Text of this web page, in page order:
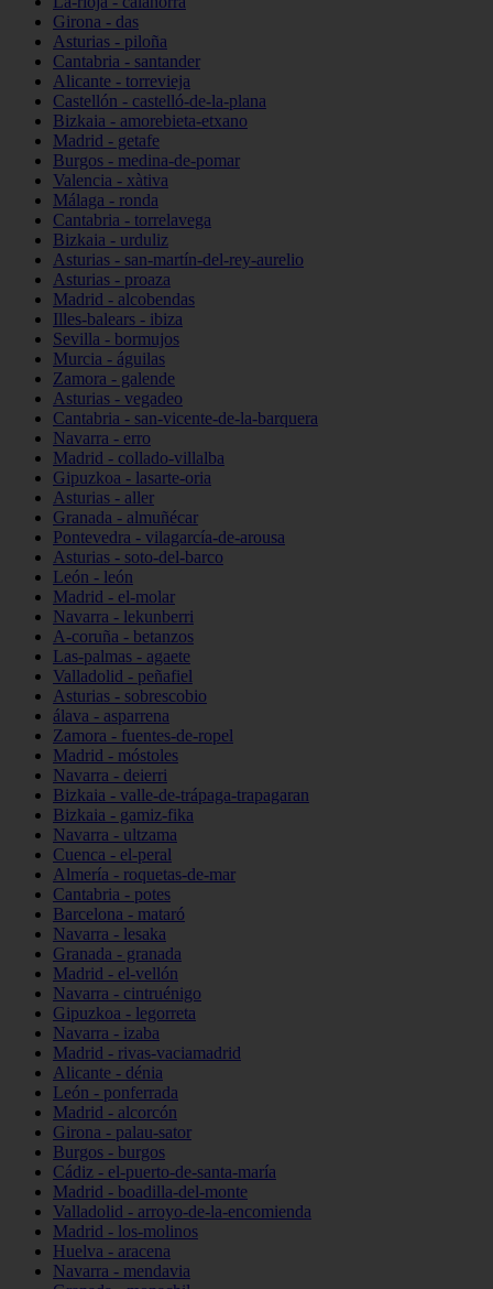
Girona - das
Asturias - piloña
Cantabria - santander
Alicante - torrevieja
Castellón - castelló-de-la-plana
Bizkaia - amorebieta-etxano
Madrid - getafe
Burgos - medina-de-pomar
Valencia - xàtiva
Málaga - ronda
Cantabria - torrelavega
Bizkaia - urduliz
Asturias - san-martín-del-rey-aurelio
Asturias - proaza
Madrid - alcobendas
Illes-balears - ibiza
Sevilla - bormujos
Murcia - águilas
Zamora - galende
Asturias - vegadeo
Cantabria - san-vicente-de-la-barquera
Navarra - erro
Madrid - collado-villalba
Gipuzkoa - lasarte-oria
Asturias - aller
Granada - almuñécar
Pontevedra - vilagarcía-de-arousa
Asturias - soto-del-barco
León - león
Madrid - el-molar
Navarra - lekunberri
A-coruña - betanzos
Las-palmas - agaete
Valladolid - peñafiel
Asturias - sobrescobio
álava - asparrena
Zamora - fuentes-de-ropel
Madrid - móstoles
Navarra - deierri
Bizkaia - valle-de-trápaga-trapagaran
Bizkaia - gamiz-fika
Navarra - ultzama
Cuenca - el-peral
Almería - roquetas-de-mar
Cantabria - potes
Barcelona - mataró
Navarra - lesaka
Granada - granada
Madrid - el-vellón
Navarra - cintruénigo
Gipuzkoa - legorreta
Navarra - izaba
Madrid - rivas-vaciamadrid
Alicante - dénia
León - ponferrada
Madrid - alcorcón
Girona - palau-sator
Burgos - burgos
Cádiz - el-puerto-de-santa-maría
Madrid - boadilla-del-monte
Valladolid - arroyo-de-la-encomienda
Madrid - los-molinos
Huelva - aracena
Navarra - mendavia